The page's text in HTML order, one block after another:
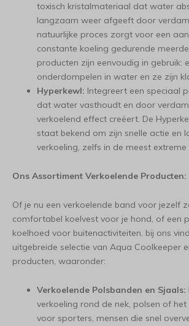
toxisch kristalmateriaal dat water
langzaam weer afgeeft door
natuurlijke proces zorgt voor een
constante koeling gedurende
producten zijn eenvoudig in gebruik:
onderdompelen in water en ze zijn
Hyperkewl: Integreert een speciaal
dat water vasthoudt en door
verkoelend effect creëert. De
staat bekend om zijn snelle actie en
verkoeling, zelfs in de meest
Ons Assortiment Verkoelende Producten:
Of je nu een verkoelende band voor jezelf
comfortabel koelvest voor je hond, of een
koelhoed voor buitenactiviteiten, bij ons
uitgebreide selectie van Aqua Coolkeeper
producten, waaronder:
Verkoelende Polsbanden en Sjaals:
verkoeling rond de nek, polsen of
voor sporters, mensen die snel